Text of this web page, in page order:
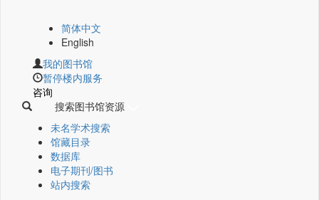
简体中文
English
我的图书馆
暂停楼内服务
咨询
搜索图书馆资源
未名学术搜索
馆藏目录
数据库
电子期刊/图书
站内搜索